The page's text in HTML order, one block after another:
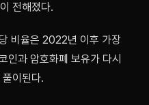
전해졌다.
비율은 2022년 이후 가장
인과 암호화폐 보유가 다시
이된다.